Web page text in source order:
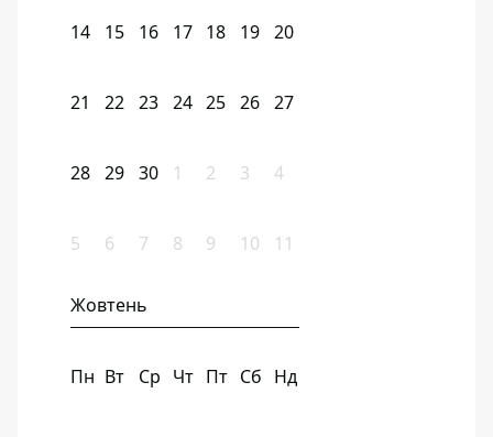
14 15 16 17 18 19 20
21 22 23 24 25 26 27
28 29 30 1 2 3 4
5 6 7 8 9 10 11
Жовтень
Пн Вт Ср Чт Пт Сб Нд